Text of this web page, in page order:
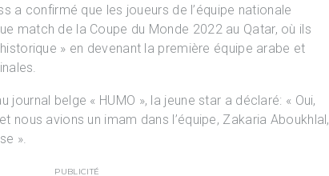
a confirmé que les joueurs de l’équipe nationale
match de la Coupe du Monde 2022 au Qatar, où ils
» en devenant la première équipe arabe et
journal belge « HUMO », la jeune star a déclaré: « Oui,
nous avions un imam dans l’équipe, Zakaria Aboukhlal,
».
PUBLICITÉ